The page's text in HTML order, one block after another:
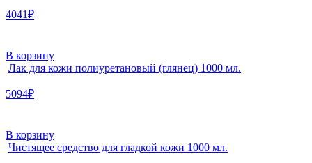
4041₽
В корзину
Лак для кожи полиуретановый (глянец) 1000 мл.
5094₽
В корзину
Чистящее средство для гладкой кожи 1000 мл.